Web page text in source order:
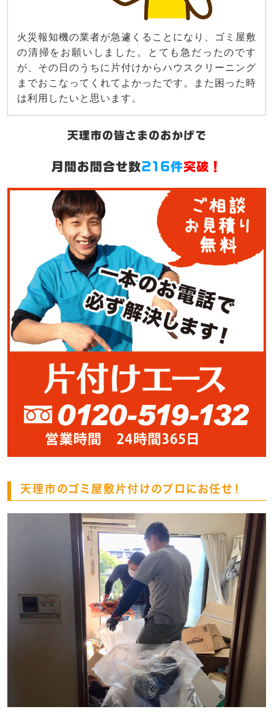
火災報知機の業者が急遽くることになり、ゴミ屋敷
の清掃をお願いしました。とても急だったのです
が、その日のうちに片付けからハウスクリーニング
までおこなってくれてよかったです。また困った時
は利用したいと思います。
天理市の皆さまのおかげで
月間お問合せ数216件突破！
天理市のゴミ屋敷片付けのプロにお任せ！